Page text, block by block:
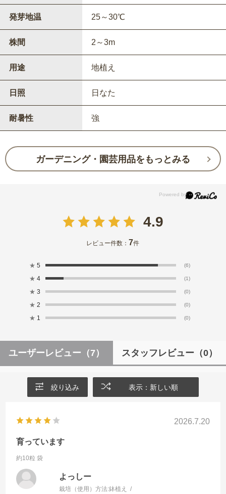
発芽地温 25～30℃
株間 2～3m
用途 地植え
日照 日なた
耐暑性 強
ガーデニング・園芸用品をもっとみる
4.9
レビュー件数： 7件
★ 5 (6)
★ 4 (1)
★ 3 (0)
★ 2 (0)
★ 1 (0)
ユーザーレビュー （7） スタッフレビュー （0）
絞り込み 表示：新しい順
2026.7.20
育っています
約10粒 袋
よっしー
栽培（使用）方法:鉢植え